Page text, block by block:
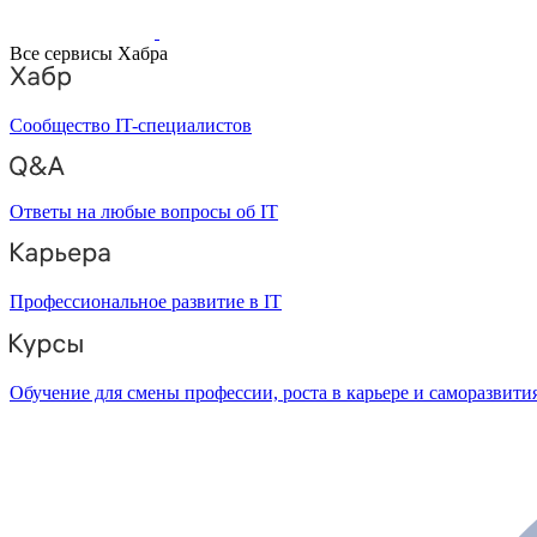
Все сервисы Хабра
Сообщество IT-специалистов
Ответы на любые вопросы об IT
Профессиональное развитие в IT
Обучение для смены профессии, роста в карьере и